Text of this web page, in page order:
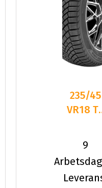
235/45
VR18
4-
3 XL
9